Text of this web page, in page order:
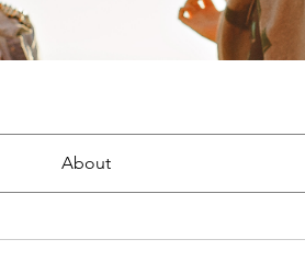
About